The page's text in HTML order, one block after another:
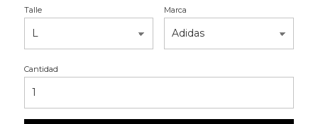
Talle Marca
Cantidad